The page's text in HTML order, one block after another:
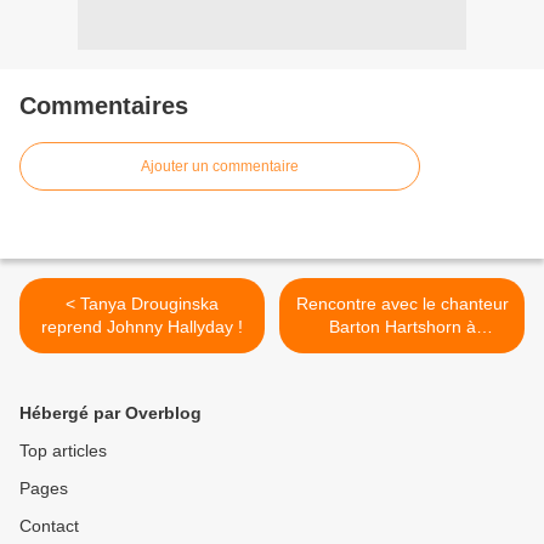
Commentaires
Ajouter un commentaire
< Tanya Drouginska
reprend Johnny Hallyday !
Rencontre avec le chanteur
Barton Hartshorn à
l’occasion de la sortie de
Hébergé par Overblog
Top articles
Pages
Contact